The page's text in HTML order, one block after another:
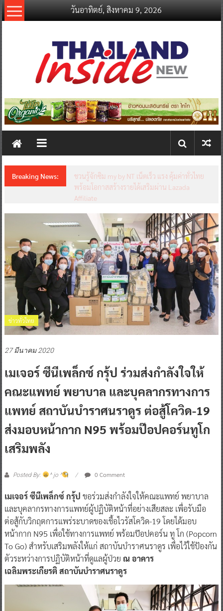
Skip
to
วันอาทิตย์, สิงหาคม 9, 2026
thailandinsidenew.com
Thailand
New
Breaking News:
ชวนรู้จักซิม my by NT เน็ตเร็ว แรง คุ้มค่าทั่วไทย
พร้อมโอกาสสร้างรายได้เสริมผ่าน Lazada
Affiliate
ข่าวทั่วไทย
27 มีนาคม 2020
เมเจอร์ ซีนีเพล็กซ์ กรุ้ป ร่วมส่งกำลังใจให้
คณะแพทย์ พยาบาล และบุคลากรทางการ
แพทย์ สถาบันบําราศนราดูร ต่อสู้โควิด-19
ส่งมอบหน้ากาก N95 พร้อมป๊อปคอร์นทูโก
เสริมพลัง
Posted By: ^ jo ^ 0 Comment
เมเจอร์ ซีนีเพล็กซ์ กรุ้ป ขอร่วมส่งกำลังใจให้คณะแพทย์ พยาบาล
และบุคลากรทางการแพทย์ผู้ปฏิบัติหน้าที่อย่างเสียสละ เพื่อรับมือ
ต่อสู้กับวิกฤตการแพร่ระบาดของเชื้อไวรัสโควิด-19 โดยได้มอบ
หน้ากาก N95 เพื่อใช้ทางการแพทย์ พร้อมป๊อปคอร์น ทู โก (Popcorn
To Go) สำหรับเสริมพลังให้แก่ สถาบันบําราศนราดูร เพื่อไว้ใช้ป้องกัน
ตัวระหว่างการปฏิบัติหน้าที่ดูแลผู้ป่วย ณ อาคาร
เฉลิมพระเกียรติ สถาบันบําราศนราดูร